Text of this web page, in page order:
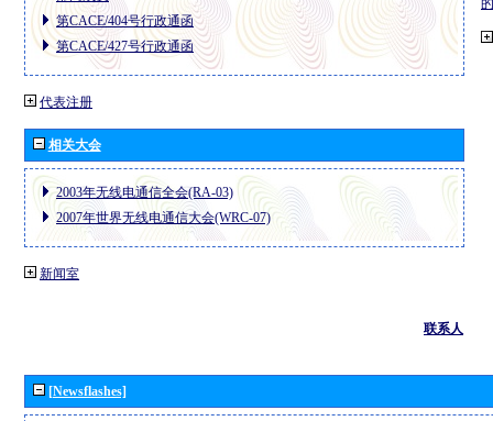
第CACE/404号行政通函
第CACE/427号行政通函
代表注册
相关大会
2003年无线电通信全会(RA-03)
2007年世界无线电通信大会(WRC-07)
新闻室
联系人
[Newsflashes]